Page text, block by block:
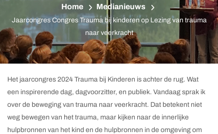
Home Medianieuws
Jaarcongres Congres Trauma bij kinderen op Lezing van trauma
naar veerkracht
Het jaarcongres 2024 Trauma bij Kinderen is achter de rug. Wat
een inspirerende dag, dagvoorzitter, en publiek. Vandaag sprak ik
over de beweging van trauma naar veerkracht. Dat betekent niet
weg bewegen van het trauma, maar kijken naar de innerlijke
hulpbronnen van het kind en de hulpbronnen in de omgeving om